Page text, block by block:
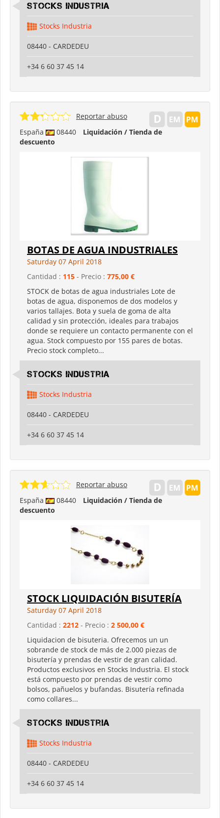
Stocks Industria
Stocks Industria
08440 - CARDEDEU
+34 6 60 37 45 14
España 08440
Liquidación / Tienda de
descuento
Reportar abuso
BOTAS DE AGUA INDUSTRIALES
Saturday 07 April 2018
Cantidad : 115 - Precio : 775,00 €
STOCK de botas de agua industriales Lote de
botas de agua, disponemos de dos modelos y
varios tallajes. Bota y suela de goma de alta
calidad y sin protección, ideales para trabajos
donde se requiere un contacto permanente con el
agua. Stock compuesto por 155 pares de botas.
Precio stock completo...
Stocks Industria
Stocks Industria
08440 - CARDEDEU
+34 6 60 37 45 14
España 08440
Liquidación / Tienda de
descuento
Reportar abuso
STOCK LIQUIDACIÓN BISUTERÍA
Saturday 07 April 2018
Cantidad : 2212 - Precio : 2 500,00 €
Liquidacion de bisuteria. Ofrecemos un un
sobrande de stock de más de 2.000 piezas de
bisutería y prendas de vestir de gran calidad.
Productos exclusivos en Stocks Industria. El stock
está compuesto por prendas de vestir como
bolsos, pañuelos y bufandas. Bisutería refinada
como collares...
Stocks Industria
Stocks Industria
08440 - CARDEDEU
+34 6 60 37 45 14